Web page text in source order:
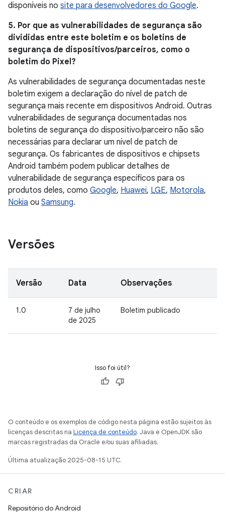
disponíveis no site para desenvolvedores do Google.
5. Por que as vulnerabilidades de segurança são
divididas entre este boletim e os boletins de
segurança de dispositivos/parceiros, como o
boletim do Pixel?
As vulnerabilidades de segurança documentadas neste
boletim exigem a declaração do nível de patch de
segurança mais recente em dispositivos Android. Outras
vulnerabilidades de segurança documentadas nos
boletins de segurança do dispositivo/parceiro não são
necessárias para declarar um nível de patch de
segurança. Os fabricantes de dispositivos e chipsets
Android também podem publicar detalhes de
vulnerabilidade de segurança específicos para os
produtos deles, como Google, Huawei, LGE, Motorola,
Nokia ou Samsung.
Versões
Versão Data Observações
1.0
7 de julho
de 2025
Boletim publicado
Isso foi útil?
O conteúdo e os exemplos de código nesta página estão sujeitos às
licenças descritas na Licença de conteúdo. Java e OpenJDK são
marcas registradas da Oracle e/ou suas afiliadas.
Última atualização 2025-08-15 UTC.
CRIAR
Repositório do Android